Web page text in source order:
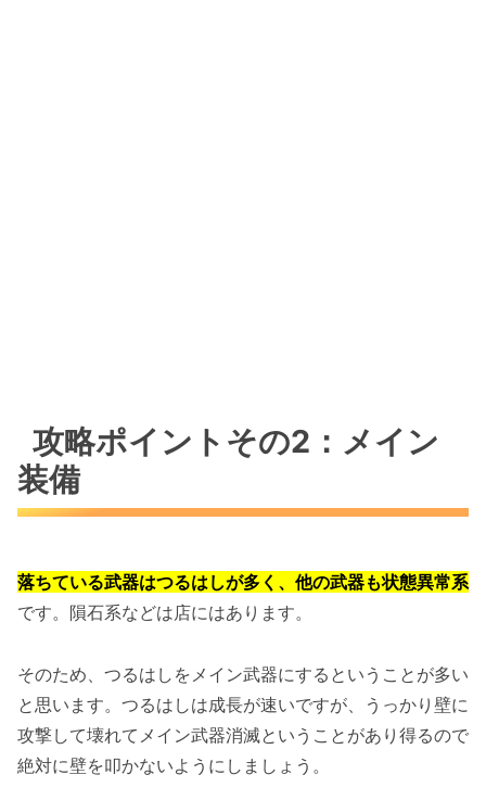
攻略ポイントその2：メイン
装備
落ちている武器はつるはしが多く、他の武器も状態異常系
です。隕石系などは店にはあります。
そのため、つるはしをメイン武器にするということが多い
と思います。つるはしは成長が速いですが、うっかり壁に
攻撃して壊れてメイン武器消滅ということがあり得るので
絶対に壁を叩かないようにしましょう。